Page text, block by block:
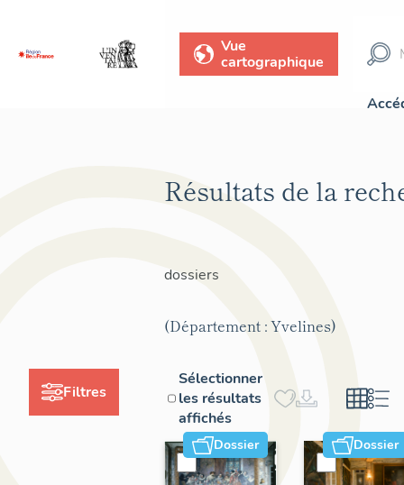
Vue
cartographique
Filtres
Résultats de la
dossiers
(Département : Yvelines)
Sélectionner
les résultats
affichés
Dossier Dossier